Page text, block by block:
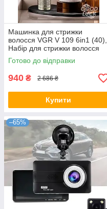
Машинка для стрижки
волосся VGR V 109 6in1 (40),
Набір для стрижки волосся
Готово до відправки
940 ₴ 2 686 ₴
Купити
–65%